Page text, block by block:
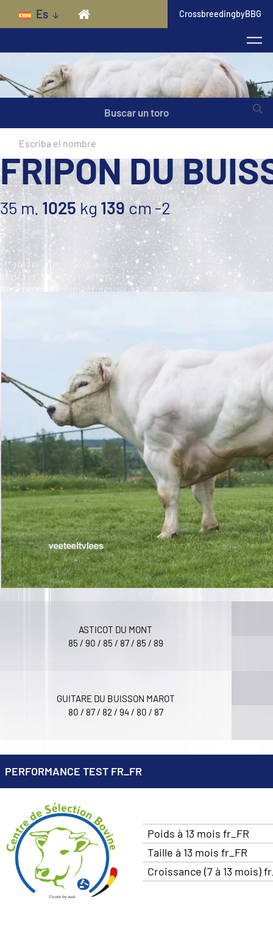
Skip to main content
Es CrossbreedingbyBBG
Buscar un toro
FRIPON DU
35 m. 1025kg 139cm-2
ASTICOT DU MONT
85 / 90 / 85 / 87 / 85 / 89
GUITARE DU BUISSON MAROT
80 / 87 / 82 / 94 / 80 / 87
PERFORMANCE TEST FR_FR
Poids à 13 mois fr_FR
Taille à 13 mois fr_FR
Croissance (7 à 13 mois)